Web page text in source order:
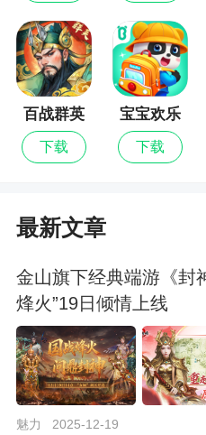
百战群英
下载
宝宝欢乐
教室
下载
最新文章
金山旗下经典端游《封
烽火”19日倾情上线
魅力 2025-12-19